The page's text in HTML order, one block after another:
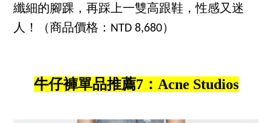
纖細的腳踝，再踩上一雙高跟鞋，性感又迷
人！（商品價格：NTD 8,680）
牛仔褲單品推薦7：Acne Studios